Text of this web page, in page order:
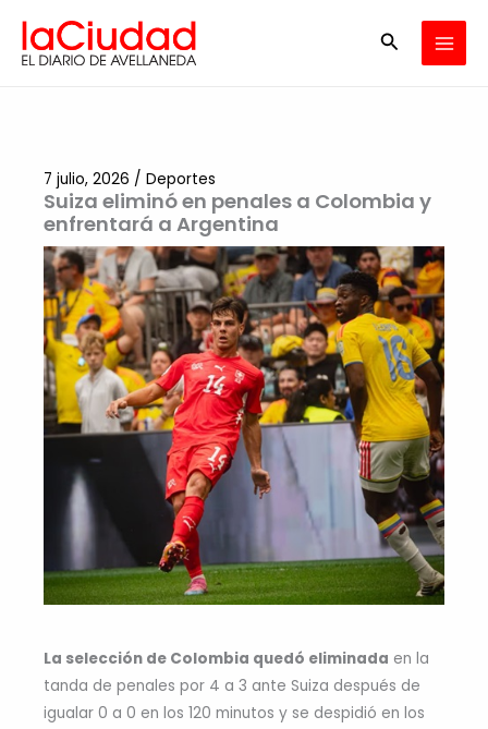
contenido
Buscar
Suiza eliminó en penales a Colombia y
enfrentará a Argentina
7 julio, 2026 / Deportes
La selección de Colombia quedó eliminada en la
tanda de penales por 4 a 3 ante Suiza después de
igualar 0 a 0 en los 120 minutos y se despidió en los